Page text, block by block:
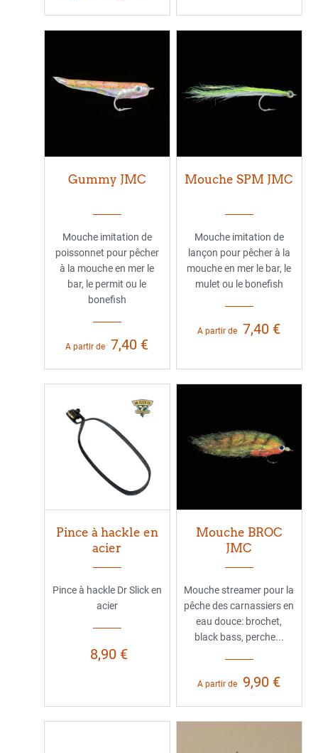
Gummy JMC
Mouche imitation de
poissonnet pour pêcher
à la mouche en mer le
bar, le permit ou le
bonefish
A partir de 7,40 €
Mouche SPM JMC
Mouche imitation de
lançon pour pêcher à la
mouche en mer le bar, le
mulet ou le bonefish
A partir de 7,40 €
Pince à hackle en
acier
Pince à hackle Dr Slick en
acier
8,90 €
Mouche BROC
JMC
Mouche streamer pour la
pêche des carnassiers en
eau douce: brochet,
black bass, perche...
A partir de 9,90 €